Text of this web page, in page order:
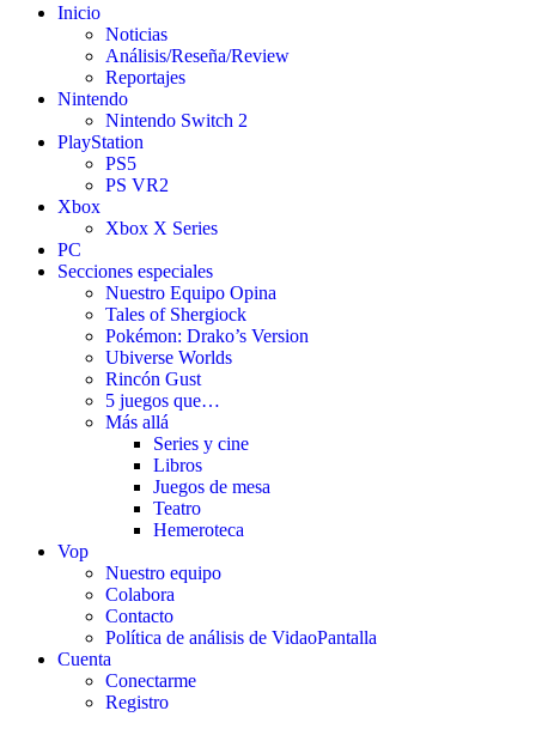
Inicio
Noticias
Análisis/Reseña/Review
Reportajes
Nintendo
Nintendo Switch 2
PlayStation
PS5
PS VR2
Xbox
Xbox X Series
PC
Secciones especiales
Nuestro Equipo Opina
Tales of Shergiock
Pokémon: Drako’s Version
Ubiverse Worlds
Rincón Gust
5 juegos que…
Más allá
Series y cine
Libros
Juegos de mesa
Teatro
Hemeroteca
Vop
Nuestro equipo
Colabora
Contacto
Política de análisis de VidaoPantalla
Cuenta
Conectarme
Registro